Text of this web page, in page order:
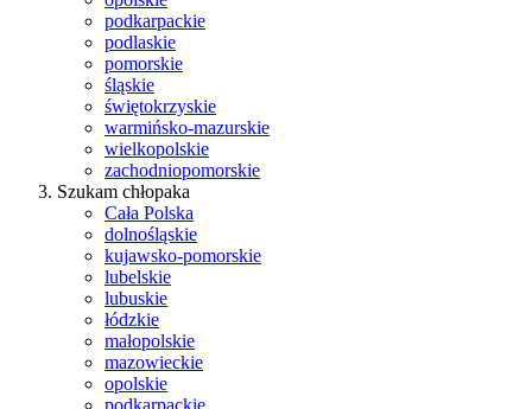
podkarpackie
podlaskie
pomorskie
śląskie
świętokrzyskie
warmińsko-mazurskie
wielkopolskie
zachodniopomorskie
Szukam chłopaka
Cała Polska
dolnośląskie
kujawsko-pomorskie
lubelskie
lubuskie
łódzkie
małopolskie
mazowieckie
opolskie
podkarpackie